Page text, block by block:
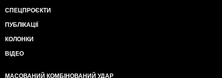
СПЕЦПРОЄКТИ
ПУБЛІКАЦІЇ
КОЛОНКИ
ВІДЕО
МАСОВАНИЙ КОМБІНОВАНИЙ УДАР